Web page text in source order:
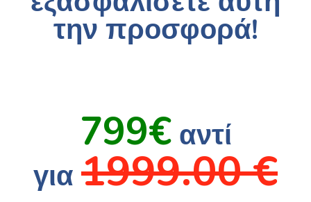
την προσφορά!
799€αντί
για 1999.00 €